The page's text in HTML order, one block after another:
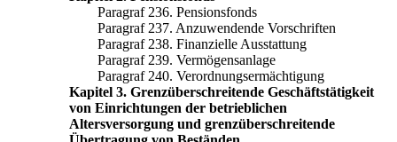
Paragraf 236. Pensionsfonds
Paragraf 237. Anzuwendende Vorschriften
Paragraf 238. Finanzielle Ausstattung
Paragraf 239. Vermögensanlage
Paragraf 240. Verordnungsermächtigung
Kapitel 3. Grenzüberschreitende Geschäftstätigkeit
von Einrichtungen der betrieblichen
Altersversorgung und grenzüberschreitende